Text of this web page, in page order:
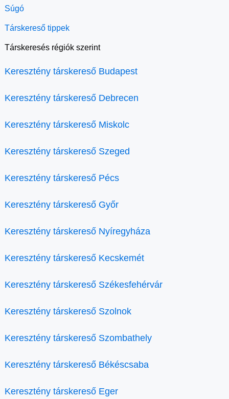
Súgó
Társkereső tippek
Társkeresés régiók szerint
Keresztény társkereső Budapest
Keresztény társkereső Debrecen
Keresztény társkereső Miskolc
Keresztény társkereső Szeged
Keresztény társkereső Pécs
Keresztény társkereső Győr
Keresztény társkereső Nyíregyháza
Keresztény társkereső Kecskemét
Keresztény társkereső Székesfehérvár
Keresztény társkereső Szolnok
Keresztény társkereső Szombathely
Keresztény társkereső Békéscsaba
Keresztény társkereső Eger